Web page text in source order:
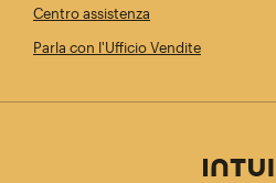
Centro assistenza
Parla con l'Ufficio Vendite